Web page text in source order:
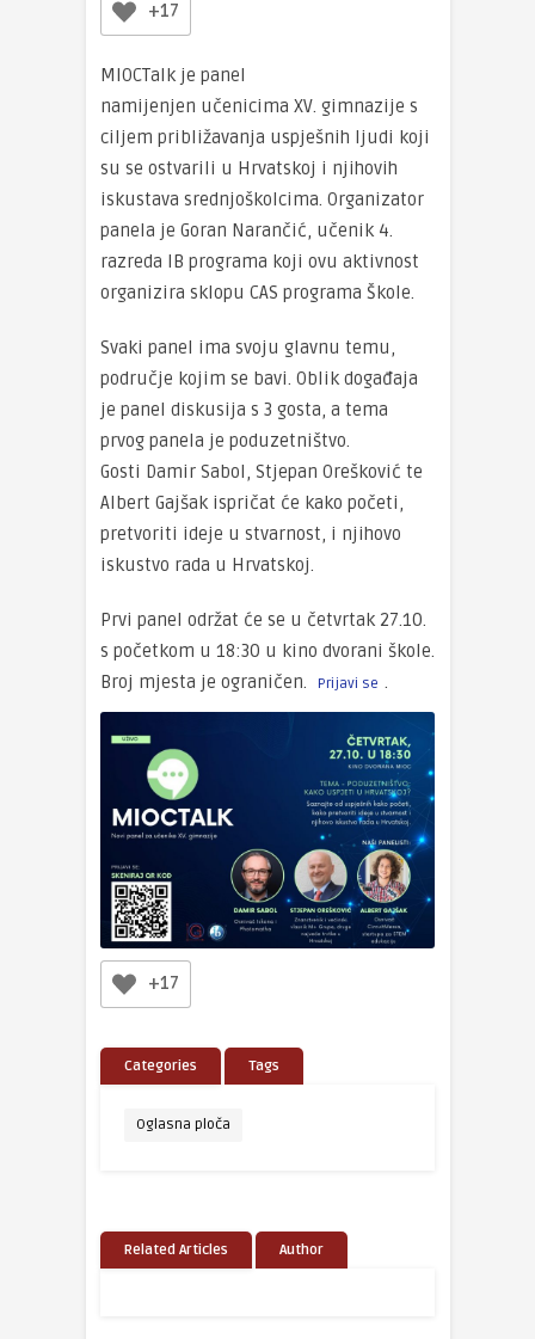
+17
MIOCTalk je panel
namijenjen učenicima XV. gimnazije s
ciljem približavanja uspješnih ljudi koji
su se ostvarili u Hrvatskoj i njihovih
iskustava srednjoškolcima. Organizator
panela je Goran Narančić, učenik 4.
razreda IB programa koji ovu aktivnost
organizira sklopu CAS programa Škole.
Svaki panel ima svoju glavnu temu,
područje kojim se bavi. Oblik događaja
je panel diskusija s 3 gosta, a tema
prvog panela je poduzetništvo.
Gosti Damir Sabol, Stjepan Orešković te
Albert Gajšak ispričat će kako početi,
pretvoriti ideje u stvarnost, i njihovo
iskustvo rada u Hrvatskoj.
Prvi panel održat će se u četvrtak 27.10.
s početkom u 18:30 u kino dvorani škole.
Broj mjesta je ograničen.
Prijavi se .
+17
Categories Tags
Oglasna ploča
Related Articles Author